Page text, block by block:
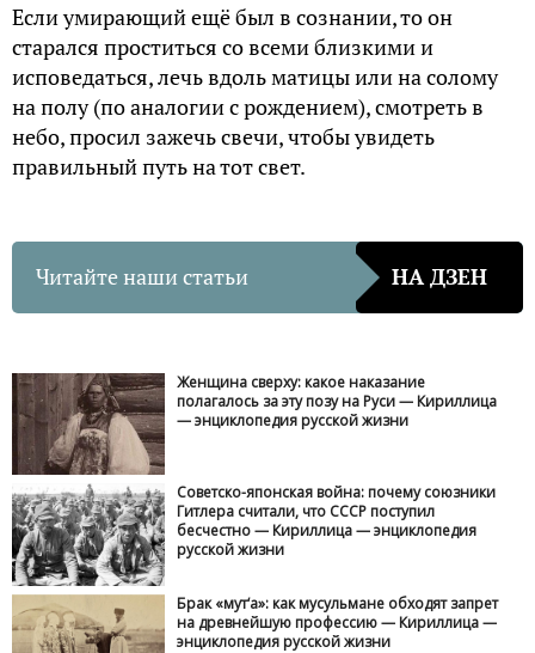
Если умирающий ещё был в сознании, то он
старался проститься со всеми близкими и
исповедаться, лечь вдоль матицы или на солому
на полу (по аналогии с рождением), смотреть в
небо, просил зажечь свечи, чтобы увидеть
правильный путь на тот свет.
Читайте наши статьи НА ДЗЕН
Женщина сверху: какое наказание
полагалось за эту позу на Руси — Кириллица
— энциклопедия русской жизни
Советско-японская война: почему союзники
Гитлера считали, что СССР поступил
бесчестно — Кириллица — энциклопедия
русской жизни
Брак «мут‘а»: как мусульмане обходят запрет
на древнейшую профессию — Кириллица —
энциклопедия русской жизни